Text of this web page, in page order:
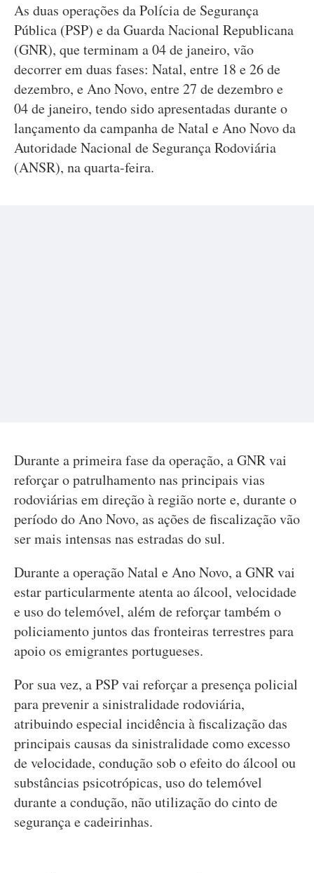
As duas operações da Polícia de Segurança
Pública (PSP) e da Guarda Nacional Republicana
(GNR), que terminam a 04 de janeiro, vão
decorrer em duas fases: Natal, entre 18 e 26 de
dezembro, e Ano Novo, entre 27 de dezembro e
04 de janeiro, tendo sido apresentadas durante o
lançamento da campanha de Natal e Ano Novo da
Autoridade Nacional de Segurança Rodoviária
(ANSR), na quarta-feira.
Durante a primeira fase da operação, a GNR vai
reforçar o patrulhamento nas principais vias
rodoviárias em direção à região norte e, durante o
período do Ano Novo, as ações de fiscalização vão
ser mais intensas nas estradas do sul.
Durante a operação Natal e Ano Novo, a GNR vai
estar particularmente atenta ao álcool, velocidade
e uso do telemóvel, além de reforçar também o
policiamento juntos das fronteiras terrestres para
apoio os emigrantes portugueses.
Por sua vez, a PSP vai reforçar a presença policial
para prevenir a sinistralidade rodoviária,
atribuindo especial incidência à fiscalização das
principais causas da sinistralidade como excesso
de velocidade, condução sob o efeito do álcool ou
substâncias psicotrópicas, uso do telemóvel
durante a condução, não utilização do cinto de
segurança e cadeirinhas.